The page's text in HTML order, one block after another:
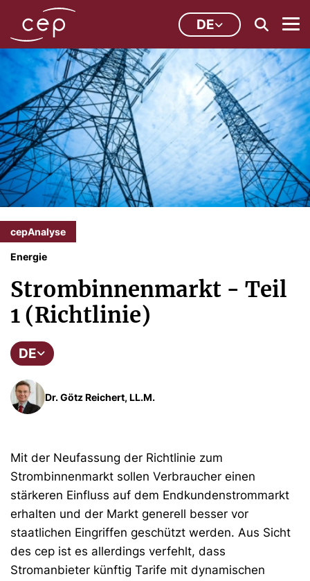
DE
cepAnalyse
Energie
Strombinnenmarkt - Teil
1 (Richtlinie)
DE
Dr. Götz Reichert, LL.M.
Mit der Neufassung der Richtlinie zum
Strombinnenmarkt sollen Verbraucher einen
stärkeren Einfluss auf dem Endkundenstrommarkt
erhalten und der Markt generell besser vor
staatlichen Eingriffen geschützt werden. Aus Sicht
des cep ist es allerdings verfehlt, dass
Stromanbieter künftig Tarife mit dynamischen